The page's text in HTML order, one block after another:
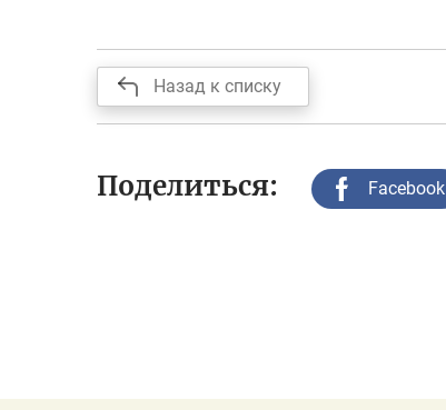
Назад к списку
Поделиться: Facebook